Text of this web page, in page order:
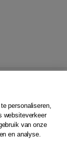
personaliseren,
websiteverkeer
van onze
en analyse.